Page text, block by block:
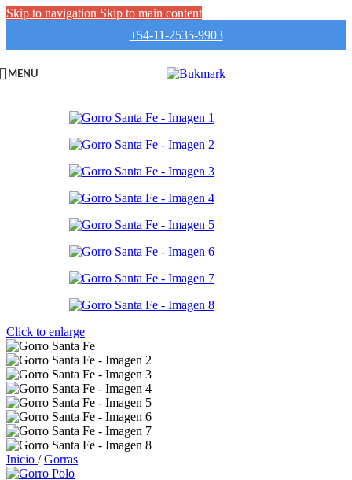
Skip to navigation Skip to main content
+54-11-2535-9903
MENU
Click to enlarge
Inicio / Gorras